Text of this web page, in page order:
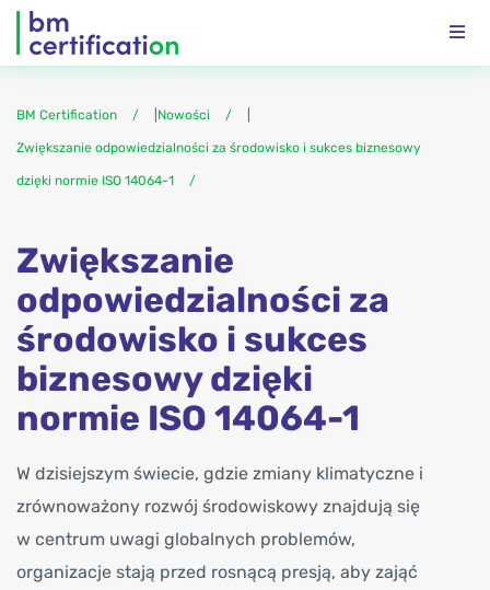
BM Certification Nowości
Zwiększanie odpowiedzialności za środowisko i sukces biznesowy
dzięki normie ISO 14064-1
Zwiększanie
odpowiedzialności za
środowisko i sukces
biznesowy dzięki
normie ISO 14064-1
W dzisiejszym świecie, gdzie zmiany klimatyczne i
zrównoważony rozwój środowiskowy znajdują się
w centrum uwagi globalnych problemów,
organizacje stają przed rosnącą presją, aby zająć